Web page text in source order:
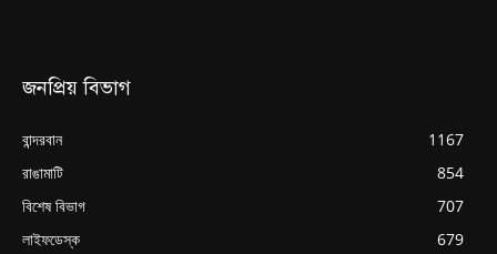
জনপ্রিয় বিভাগ
বান্দরবান
1167
রাঙামাটি
854
বিশেষ বিভাগ
707
লাইফডেস্ক
679